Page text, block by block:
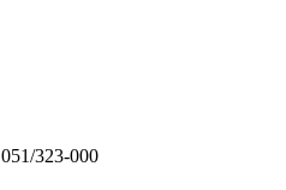
051/323-000